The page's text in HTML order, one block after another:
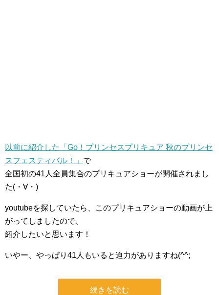
以前に紹介した「Go！プリンセスプリキュア 秋のプリンセ
スフェスティバル！」 で
全国初の41人全員集合のプリキュアショーが開催されまし
た(・∀・)
youtubeを探していたら、このプリキュアショーの動画が上
がってしましたので、
紹介したいと思います！
いやー、やっぱり41人もいると迫力がありますね(^^;
続きを読む